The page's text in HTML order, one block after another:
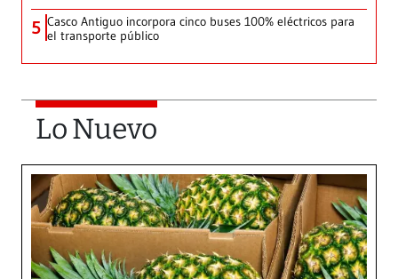
5 Casco Antiguo incorpora cinco buses 100% eléctricos para
el transporte público
Lo Nuevo